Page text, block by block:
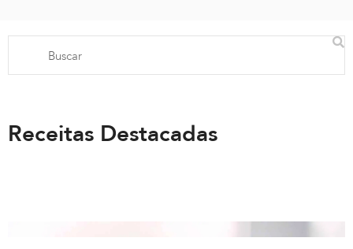
Receitas Destacadas